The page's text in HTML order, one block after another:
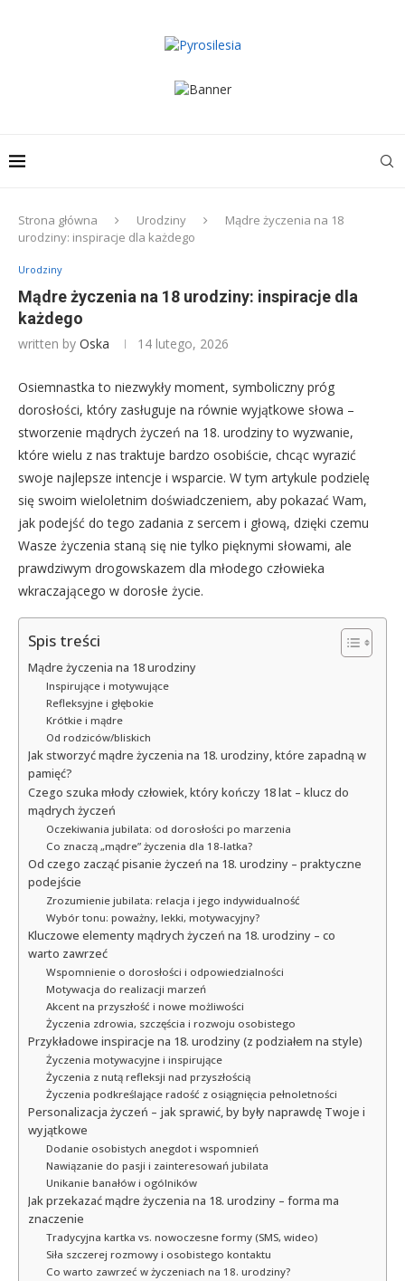
Strona główna Urodziny
Mądre życzenia na 18
urodziny: inspiracje dla każdego
Urodziny
Mądre życzenia na 18 urodziny: inspiracje dla
każdego
written by Oska 14 lutego, 2026
Osiemnastka to niezwykły moment, symboliczny próg
dorosłości, który zasługuje na równie wyjątkowe słowa –
stworzenie mądrych życzeń na 18. urodziny to wyzwanie,
które wielu z nas traktuje bardzo osobiście, chcąc wyrazić
swoje najlepsze intencje i wsparcie. W tym artykule podzielę
się swoim wieloletnim doświadczeniem, aby pokazać Wam,
jak podejść do tego zadania z sercem i głową, dzięki czemu
Wasze życzenia staną się nie tylko pięknymi słowami, ale
prawdziwym drogowskazem dla młodego człowieka
wkraczającego w dorosłe życie.
Spis treści
Mądre życzenia na 18 urodziny
Inspirujące i motywujące
Refleksyjne i głębokie
Krótkie i mądre
Od rodziców/bliskich
Jak stworzyć mądre życzenia na 18. urodziny, które zapadną w
pamięć?
Czego szuka młody człowiek, który kończy 18 lat – klucz do
mądrych życzeń
Oczekiwania jubilata: od dorosłości po marzenia
Co znaczą „mądre” życzenia dla 18-latka?
Od czego zacząć pisanie życzeń na 18. urodziny – praktyczne
podejście
Zrozumienie jubilata: relacja i jego indywidualność
Wybór tonu: poważny, lekki, motywacyjny?
Kluczowe elementy mądrych życzeń na 18. urodziny – co
warto zawrzeć
Wspomnienie o dorosłości i odpowiedzialności
Motywacja do realizacji marzeń
Akcent na przyszłość i nowe możliwości
Życzenia zdrowia, szczęścia i rozwoju osobistego
Przykładowe inspiracje na 18. urodziny (z podziałem na style)
Życzenia motywacyjne i inspirujące
Życzenia z nutą refleksji nad przyszłością
Życzenia podkreślające radość z osiągnięcia pełnoletności
Personalizacja życzeń – jak sprawić, by były naprawdę Twoje i
wyjątkowe
Dodanie osobistych anegdot i wspomnień
Nawiązanie do pasji i zainteresowań jubilata
Unikanie banałów i ogólników
Jak przekazać mądre życzenia na 18. urodziny – forma ma
znaczenie
Tradycyjna kartka vs. nowoczesne formy (SMS, wideo)
Siła szczerej rozmowy i osobistego kontaktu
Co warto zawrzeć w życzeniach na 18. urodziny?